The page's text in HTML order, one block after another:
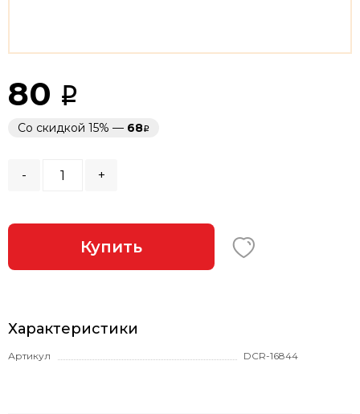
80
Со скидкой 15% — 68
- +
Купить
Характеристики
Артикул DCR-16844